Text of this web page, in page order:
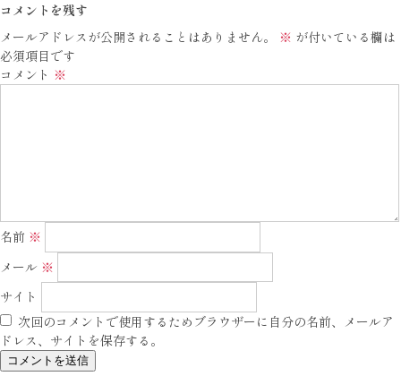
コメントを残す
メールアドレスが公開されることはありません。
※ が付いている欄は
必須項目です
コメント ※
名前 ※
メール ※
サイト
次回のコメントで使用するためブラウザーに自分の名前、メールア
ドレス、サイトを保存する。